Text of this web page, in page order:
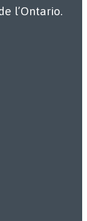
l’Ontario.